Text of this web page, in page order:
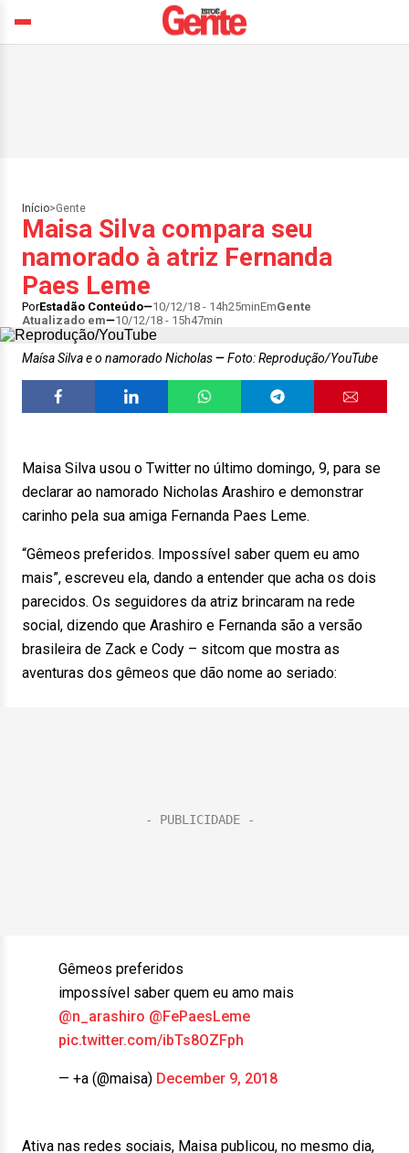
Início>Gente
Maisa Silva compara seu
namorado à atriz Fernanda
Paes Leme
PorEstadão Conteúdo 10/12/18 - 14h25minEmGente
Atualizado em
10/12/18 - 15h47min
Maísa Silva e o namorado Nicholas Foto: Reprodução/YouTube
Maisa Silva usou o Twitter no último domingo, 9, para se
declarar ao namorado Nicholas Arashiro e demonstrar
carinho pela sua amiga Fernanda Paes Leme.
“Gêmeos preferidos. Impossível saber quem eu amo
mais”, escreveu ela, dando a entender que acha os dois
parecidos. Os seguidores da atriz brincaram na rede
social, dizendo que Arashiro e Fernanda são a versão
brasileira de Zack e Cody – sitcom que mostra as
aventuras dos gêmeos que dão nome ao seriado:
Gêmeos preferidos
impossível saber quem eu amo mais
@n_arashiro @FePaesLeme
pic.twitter.com/ibTs8OZFph
— +a (@maisa) December 9, 2018
Ativa nas redes sociais, Maisa publicou, no mesmo dia,